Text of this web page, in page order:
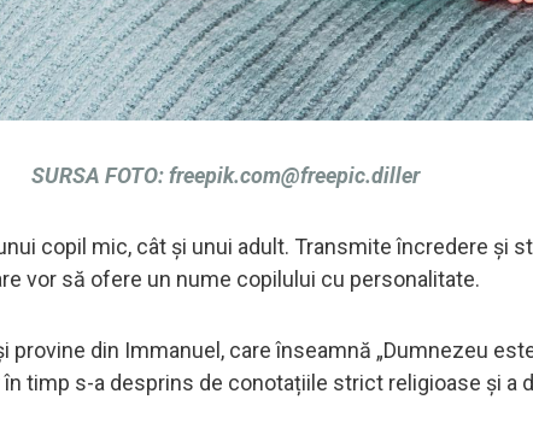
SURSA FOTO:freepik.com@freepic.diller
copil mic, cât și unui adult. Transmite încredere și
vor să ofere un nume copilului cu personalitate.
provine din Immanuel, care înseamnă „Dumnezeu
timp s-a desprins de conotațiile strict religioase și a